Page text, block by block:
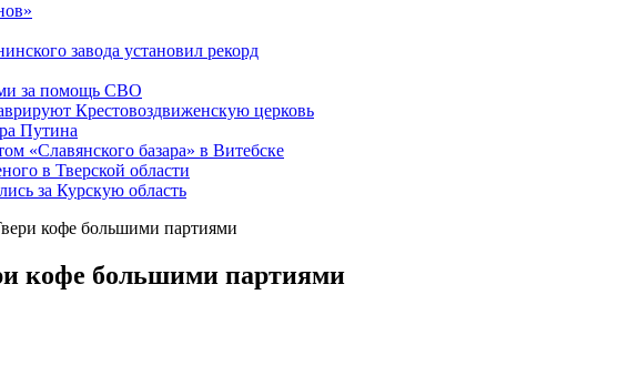
завода установил рекорд
за помощь СВО
Крестовоздвиженскую церковь
Путина
«Славянского базара» в Витебске
в Тверской области
за Курскую область
кофе большими партиями
кофе большими партиями